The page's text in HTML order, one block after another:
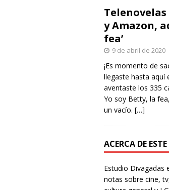
y Amazon,
fea’
9 de abril de 2020
¡Es momento de
llegaste hasta aquí
aventaste los 335
Yo soy Betty, la
un vacío. […]
ACERCA DE
Estudio Divagadas
notas sobre cine,